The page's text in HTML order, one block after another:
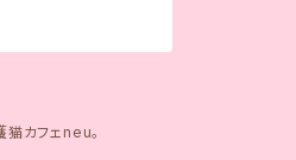
カフェneu。